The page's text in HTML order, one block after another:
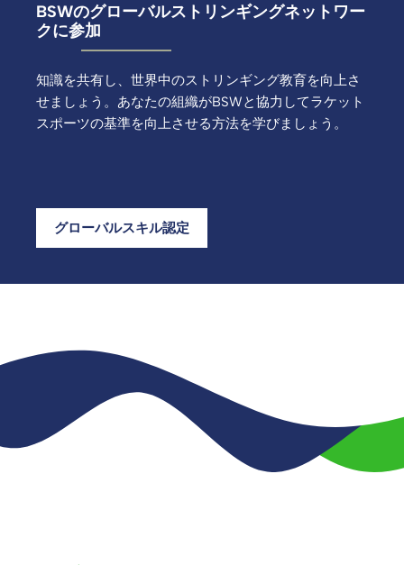
BSWのグローバルストリンギングネットワー
クに参加
知識を共有し、世界中のストリンギング教育を向上さ
せましょう。あなたの組織がBSWと協力してラケット
スポーツの基準を向上させる方法を学びましょう。
グローバルスキル認定